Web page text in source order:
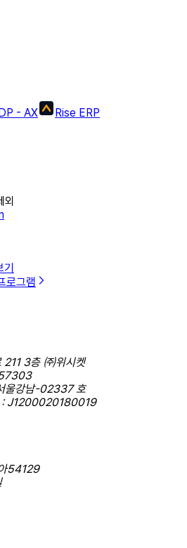
- AX Rise ERP
외
로그램
211 3층 ㈜위시켓
울강남-02337 호
: J1200020180019
54129